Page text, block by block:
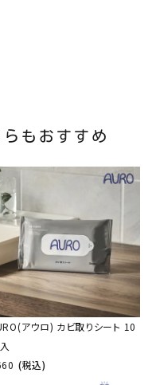
もおすすめ
アウロ) カビ取りシート 10
(税込)